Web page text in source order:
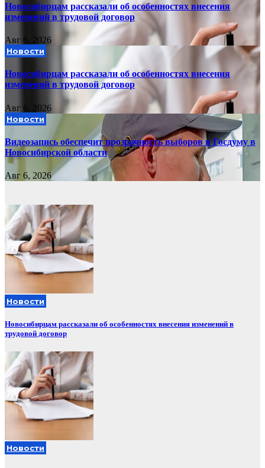
Новосибирцам рассказали об особенностях внесения
изменений в трудовой договор
Авг 6, 2026
Новости
Новосибирцам рассказали об особенностях внесения
изменений в трудовой договор
Авг 6, 2026
Новости
Видеозапись обеспечит прозрачность выборов в Госдуму в
Новосибирской области
Авг 6, 2026
Новости
Новосибирцам рассказали об особенностях внесения изменений в
трудовой договор
Новости